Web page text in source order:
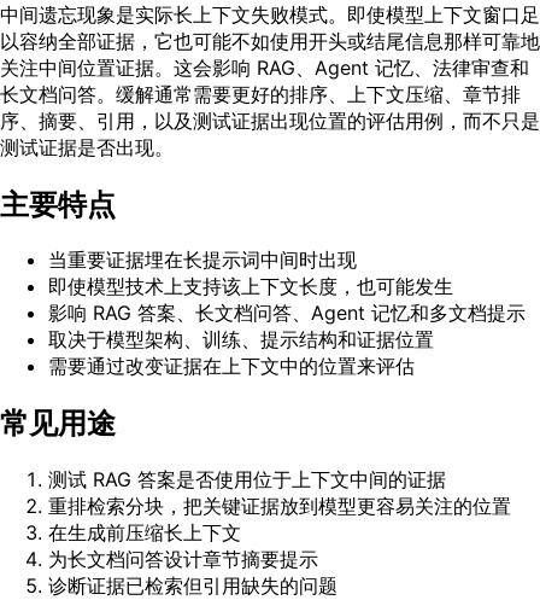
中间遗忘现象是实际长上下文失败模式。即使模型上下文窗口足
以容纳全部证据，它也可能不如使用开头或结尾信息那样可靠地
关注中间位置证据。这会影响 RAG、Agent 记忆、法律审查和
长文档问答。缓解通常需要更好的排序、上下文压缩、章节排
序、摘要、引用，以及测试证据出现位置的评估用例，而不只是
测试证据是否出现。
主要特点
当重要证据埋在长提示词中间时出现
即使模型技术上支持该上下文长度，也可能发生
影响 RAG 答案、长文档问答、Agent 记忆和多文档提示
取决于模型架构、训练、提示结构和证据位置
需要通过改变证据在上下文中的位置来评估
常见用途
测试 RAG 答案是否使用位于上下文中间的证据
重排检索分块，把关键证据放到模型更容易关注的位置
在生成前压缩长上下文
为长文档问答设计章节摘要提示
诊断证据已检索但引用缺失的问题